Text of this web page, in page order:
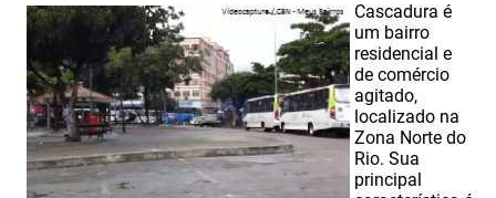
Cascadura é
um bairro
residencial e
de comércio
agitado,
localizado na
Zona Norte do
Rio. Sua
principal